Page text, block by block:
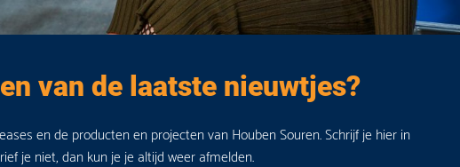
van de laatste nieuwtjes?
en de producten en projecten van Houben Souren. Schrijf je hier in
je niet, dan kun je je altijd weer afmelden.